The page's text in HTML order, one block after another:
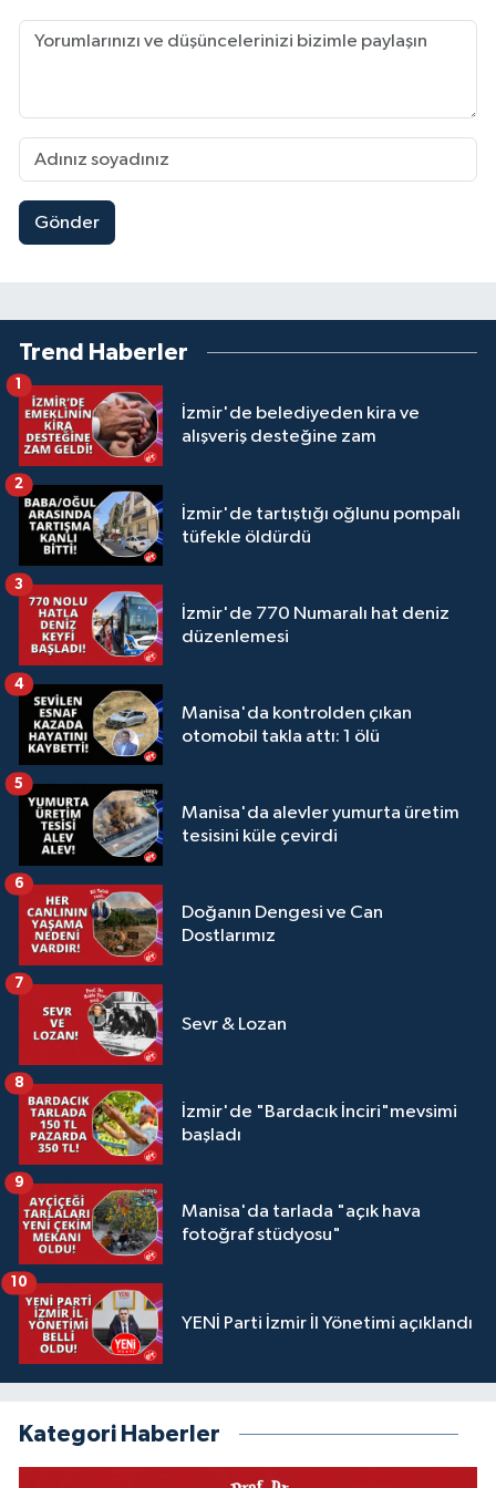
Gönder
Trend Haberler
İzmir'de belediyeden kira ve
alışveriş desteğine zam
1
İzmir'de tartıştığı oğlunu pompalı
tüfekle öldürdü
2
İzmir'de 770 Numaralı hat deniz
düzenlemesi
3
Manisa'da kontrolden çıkan
otomobil takla attı: 1 ölü
4
Manisa'da alevler yumurta üretim
tesisini küle çevirdi
5
Doğanın Dengesi ve Can
Dostlarımız
6
Sevr & Lozan
7
İzmir'de "Bardacık İnciri"mevsimi
başladı
8
Manisa'da tarlada "açık hava
fotoğraf stüdyosu"
9
YENİ Parti İzmir İl Yönetimi açıklandı
10
Kategori Haberler